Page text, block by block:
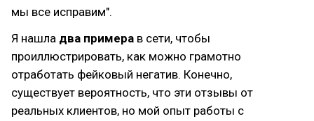
мы все исправим".
Я нашла два примера в сети, чтобы
проиллюстрировать, как можно грамотно
отработать фейковый негатив. Конечно,
существует вероятность, что эти отзывы от
реальных клиентов, но мой опыт работы с